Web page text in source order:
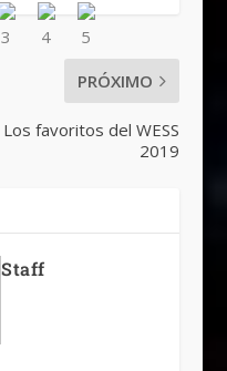
PRÓXIMO
Los favoritos del WESS
2019
Staff